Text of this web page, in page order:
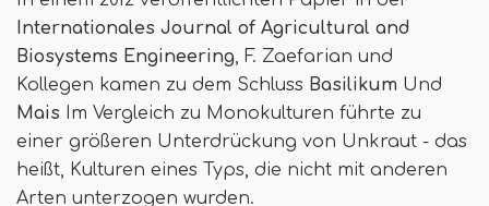
Internationales Journal of Agricultural and
Biosystems Engineering, F. Zaefarian und
Kollegen kamen zu dem Schluss Basilikum Und
Mais Im Vergleich zu Monokulturen führte zu
einer größeren Unterdrückung von Unkraut - das
heißt, Kulturen eines Typs, die nicht mit anderen
Arten unterzogen wurden.